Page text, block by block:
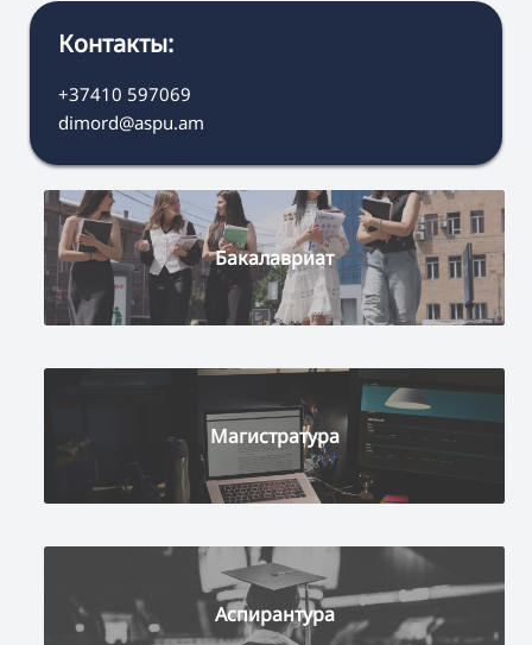
Контакты:
+37410 597069
dimord@aspu.am
Бакалавриат
Магистратура
Аспирантура